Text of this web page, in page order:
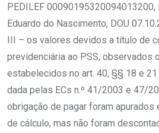
PEDILEF
Eduardo do Nascimento, DOU
III – os valores devidos a título de
previdenciária ao PSS, observados
estabelecidos no art. 40, §§ 18 e 21
dada pelas ECs n.º 41/2003 e 47/
obrigação de pagar foram apurados
de cálculo, mas não foram